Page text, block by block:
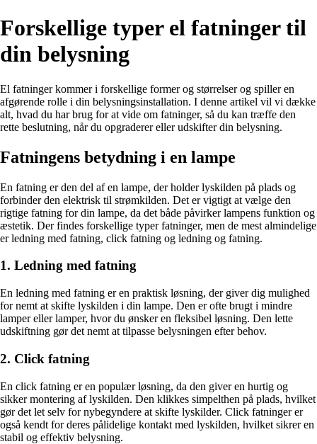
Forskellige typer el fatninger til
din belysning
El fatninger kommer i forskellige former og størrelser og spiller en
afgørende rolle i din belysningsinstallation. I denne artikel vil vi dække
alt, hvad du har brug for at vide om fatninger, så du kan træffe den
rette beslutning, når du opgraderer eller udskifter din belysning.
Fatningens betydning i en lampe
En fatning er den del af en lampe, der holder lyskilden på plads og
forbinder den elektrisk til strømkilden. Det er vigtigt at vælge den
rigtige fatning for din lampe, da det både påvirker lampens funktion og
æstetik. Der findes forskellige typer fatninger, men de mest almindelige
er ledning med fatning, click fatning og ledning og fatning.
1. Ledning med fatning
En ledning med fatning er en praktisk løsning, der giver dig mulighed
for nemt at skifte lyskilden i din lampe. Den er ofte brugt i mindre
lamper eller lamper, hvor du ønsker en fleksibel løsning. Den lette
udskiftning gør det nemt at tilpasse belysningen efter behov.
2. Click fatning
En click fatning er en populær løsning, da den giver en hurtig og
sikker montering af lyskilden. Den klikkes simpelthen på plads, hvilket
gør det let selv for nybegyndere at skifte lyskilder. Click fatninger er
også kendt for deres pålidelige kontakt med lyskilden, hvilket sikrer en
stabil og effektiv belysning.